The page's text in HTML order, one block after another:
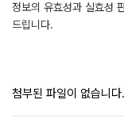
정보의 유효성과 실효성
드립니다.
첨부된 파일이 없습니다.